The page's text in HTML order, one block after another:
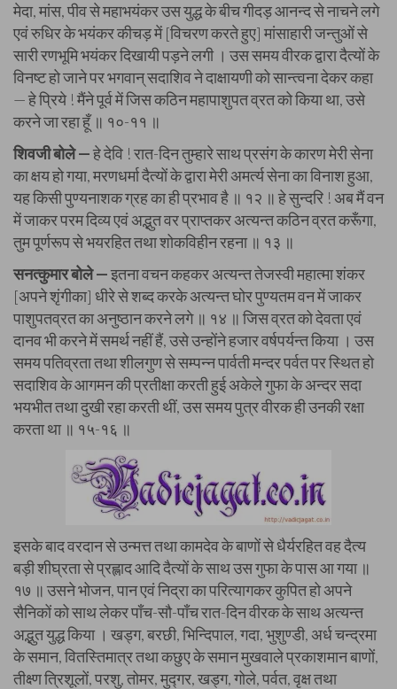
मेदा, मांस, पीव से महाभयंकर उस युद्ध के बीच गीदड़ आनन्द से नाचने लगे
एवं रुधिर के भयंकर कीचड़ में [विचरण करते हुए] मांसाहारी जन्तुओं से
सारी रणभूमि भयंकर दिखायी पड़ने लगी । उस समय वीरक द्वारा दैत्यों के
विनष्ट हो जाने पर भगवान् सदाशिव ने दाक्षायणी को सान्त्वना देकर कहा
— हे प्रिये ! मैंने पूर्व में जिस कठिन महापाशुपत व्रत को किया था, उसे
करने जा रहा हूँ ॥ १०-११ ॥
शिवजी बोले —हे देवि ! रात-दिन तुम्हारे साथ प्रसंग के कारण मेरी सेना
का क्षय हो गया, मरणधर्मा दैत्यों के द्वारा मेरी अमर्त्य सेना का विनाश हुआ,
यह किसी पुण्यनाशक ग्रह का ही प्रभाव है ॥ १२ ॥ हे सुन्दरि ! अब मैं वन
में जाकर परम दिव्य एवं अद्भुत वर प्राप्तकर अत्यन्त कठिन व्रत करूँगा,
तुम पूर्णरूप से भयरहित तथा शोकविहीन रहना ॥ १३ ॥
सनत्कुमार बोले —इतना वचन कहकर अत्यन्त तेजस्वी महात्मा शंकर
[अपने शृंगीका] धीरे से शब्द करके अत्यन्त घोर पुण्यतम वन में जाकर
पाशुपतव्रत का अनुष्ठान करने लगे ॥ १४ ॥ जिस व्रत को देवता एवं
दानव भी करने में समर्थ नहीं हैं, उसे उन्होंने हजार वर्षपर्यन्त किया । उस
समय पतिव्रता तथा शीलगुण से सम्पन्न पार्वती मन्दर पर्वत पर स्थित हो
सदाशिव के आगमन की प्रतीक्षा करती हुई अकेले गुफा के अन्दर सदा
भयभीत तथा दुखी रहा करती थीं, उस समय पुत्र वीरक ही उनकी रक्षा
करता था ॥ १५-१६ ॥
इसके बाद वरदान से उन्मत्त तथा कामदेव के बाणों से धैर्यरहित वह दैत्य
बड़ी शीघ्रता से प्रह्लाद आदि दैत्यों के साथ उस गुफा के पास आ गया ॥
१७ ॥ उसने भोजन, पान एवं निद्रा का परित्यागकर कुपित हो अपने
सैनिकों को साथ लेकर पाँच-सौ-पाँच रात-दिन वीरक के साथ अत्यन्त
अद्भुत युद्ध किया । खड्ग, बरछी, भिन्दिपाल, गदा, भुशुण्डी, अर्ध चन्द्रमा
के समान, वितस्तिमात्र तथा कछुए के समान मुखवाले प्रकाशमान बाणों,
तीक्ष्ण त्रिशूलों, परशु, तोमर, मुद्गर, खड्ग, गोले, पर्वत, वृक्ष तथा